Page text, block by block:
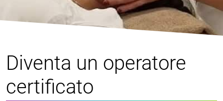
Diventa un operatore
certificato